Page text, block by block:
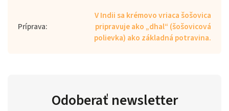
Príprava:
V Indii sa krémovo vriaca šošovica
pripravuje ako „dhal“ (šošovicová
polievka) ako základná potravina.
Odoberať newsletter